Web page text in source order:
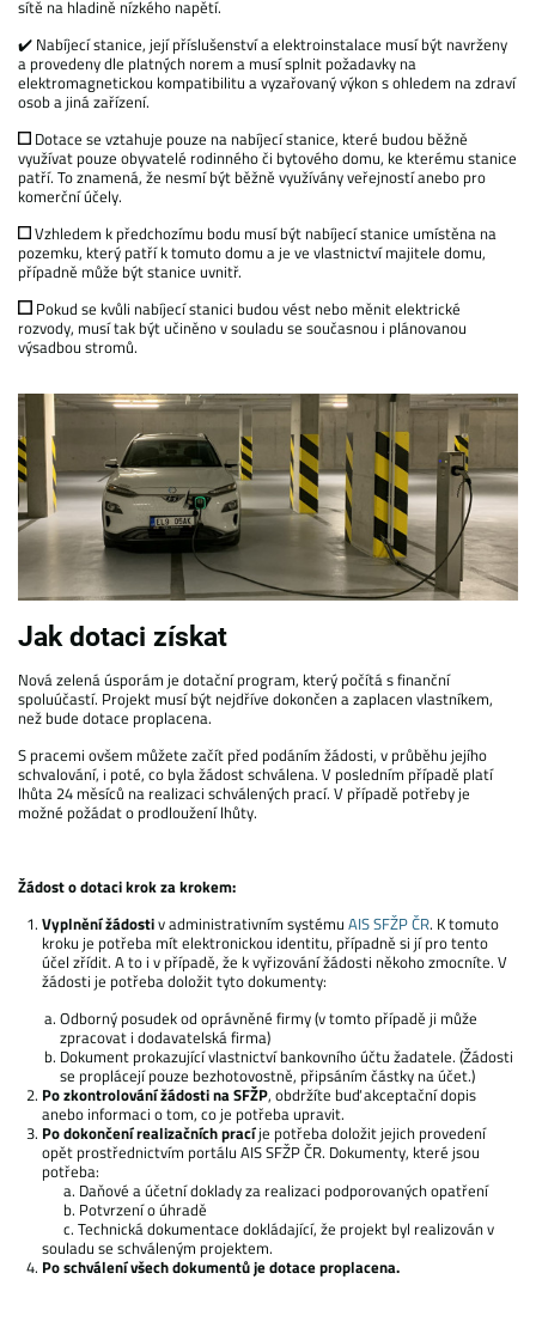
sítě na hladině nízkého napětí.
✔️ Nabíjecí stanice, její příslušenství a elektroinstalace musí být navrženy
a provedeny dle platných norem a musí splnit požadavky na
elektromagnetickou kompatibilitu a vyzařovaný výkon s ohledem na zdraví
osob a jiná zařízení.
Dotace se vztahuje pouze na nabíjecí stanice, které budou běžně
využívat pouze obyvatelé rodinného či bytového domu, ke kterému stanice
patří. To znamená, že nesmí být běžně využívány veřejností anebo pro
komerční účely.
Vzhledem k předchozímu bodu musí být nabíjecí stanice umístěna na
pozemku, který patří k tomuto domu a je ve vlastnictví majitele domu,
případně může být stanice uvnitř.
Pokud se kvůli nabíjecí stanici budou vést nebo měnit elektrické
rozvody, musí tak být učiněno v souladu se současnou i plánovanou
výsadbou stromů.
Jak dotaci získat
Nová zelená úsporám je dotační program, který počítá s finanční
spoluúčastí. Projekt musí být nejdříve dokončen a zaplacen vlastníkem,
než bude dotace proplacena.
S pracemi ovšem můžete začít před podáním žádosti, v průběhu jejího
schvalování, i poté, co byla žádost schválena. V posledním případě platí
lhůta 24 měsíců na realizaci schválených prací. V případě potřeby je
možné požádat o prodloužení lhůty.
Žádost o dotaci krok za krokem:
Vyplnění žádostiv administrativním systému AIS SFŽP ČR. K tomuto
kroku je potřeba mít elektronickou identitu, případně si jí pro tento
účel zřídit. A to i v případě, že k vyřizování žádosti někoho zmocníte. V
žádosti je potřeba doložit tyto dokumenty:
Odborný posudek od oprávněné firmy (v tomto případě ji může
zpracovat i dodavatelská firma)
Dokument prokazující vlastnictví bankovního účtu žadatele. (Žádosti
se proplácejí pouze bezhotovostně, připsáním částky na účet.)
Po zkontrolování žádosti na SFŽP, obdržíte buď akceptační dopis
anebo informaci o tom, co je potřeba upravit.
Po dokončení realizačních pracíje potřeba doložit jejich provedení
opět prostřednictvím portálu AIS SFŽP ČR. Dokumenty, které jsou
potřeba:
a. Daňové a účetní doklady za realizaci podporovaných opatření
b. Potvrzení o úhradě
c. Technická dokumentace dokládající, že projekt byl realizován v
souladu se schváleným projektem.
Po schválení všech dokumentů je dotace proplacena.